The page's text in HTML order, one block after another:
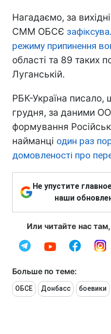
Нагадаємо, за
СММ ОБСЄ
режиму припинення
області та 89 таких
Луганській.
РБК-Україна писало,
грудня, за даними
формування
найманці один раз
домовленості про
Не упустите
наши
Или читайте нас
Больше по теме:
ОБСЕ Донбасс боевики